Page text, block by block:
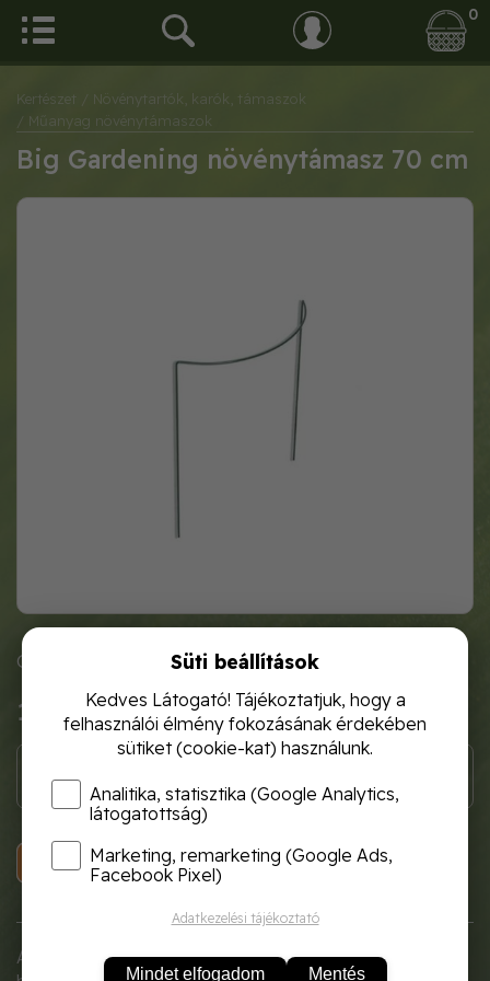
0
Kertészet
/ Növénytartók, karók, támaszok
/ Műanyag növénytámaszok
Big Gardening növénytámasz 70 cm
Cikkszám: E-8412
1 800 Ft
KOSÁRBA
A 70 cm magas fém növénytámasz formálja és tartja a
Süti beállítások
Kedves Látogató! Tájékoztatjuk, hogy a
felhasználói élmény fokozásának érdekében
sütiket (cookie-kat) használunk.
Analitika, statisztika (Google Analytics,
látogatottság)
Marketing, remarketing (Google Ads,
Facebook Pixel)
Adatkezelési tájékoztató
Mindet elfogadom Mentés